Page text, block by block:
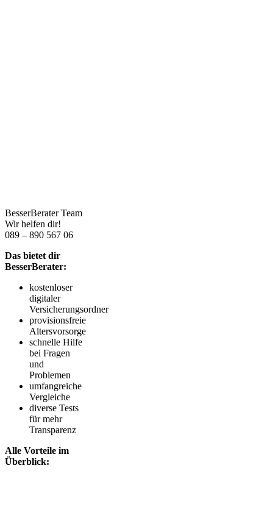
BesserBerater Team
Wir helfen dir!
089 – 890 567 06
Das bietet dir
BesserBerater:
kostenloser
digitaler
Versicherungsordner
provisionsfreie
Altersvorsorge
schnelle Hilfe
bei Fragen
und
Problemen
umfangreiche
Vergleiche
diverse Tests
für mehr
Transparenz
Alle Vorteile im
Überblick: